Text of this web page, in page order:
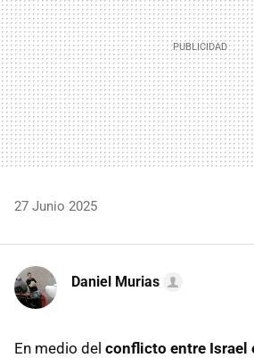
27 Junio 2025
Daniel Murias
En medio del conflicto entre Israel